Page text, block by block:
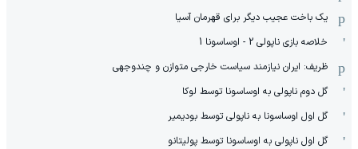
یک باخت عجیب دیگر برای قهرمان آسیا
خلاصه بازی ناپولی 2 - اوساسونا 1
ظریف: ایران نیازمند سیاست خارجی متوازن و چندوجهی
گل دوم ناپولی به اوساسونا توسط لوکا
گل اول اوساسونا به ناپولی توسط بودیمیر
گل اول ناپولی به اوساسونا توسط پولیتانو